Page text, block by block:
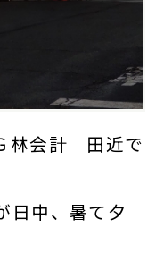
林会計 田近で
日中、暑て夕